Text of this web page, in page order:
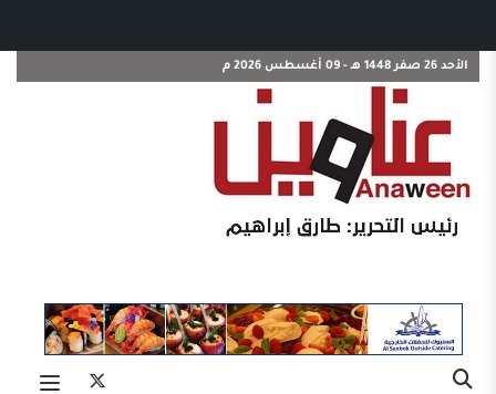
الأحد 26 صفر 1448 هـ - 09 أغسطس 2026 م